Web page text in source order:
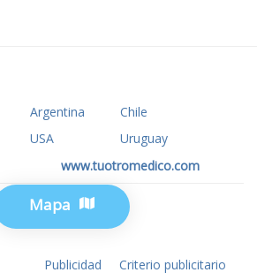
Mapa
Argentina
Chile
USA
Uruguay
www.tuotromedico.com
Privacidad
Publicidad Criterio publicitario